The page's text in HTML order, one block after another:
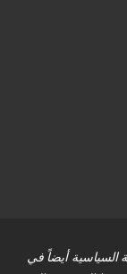
السياسية أيضاً في